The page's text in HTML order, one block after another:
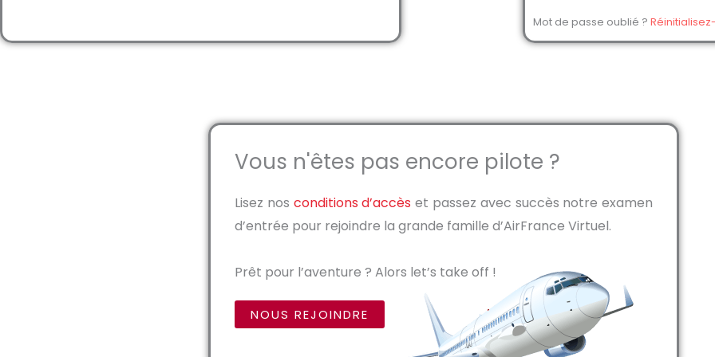
Mot de passe oublié ?
Vous n'êtes pas encore pilote ?
Lisez nos conditions d’accès et passez avec succès notre examen
d’entrée pour rejoindre la grande famille d’AirFrance Virtuel.
Prêt pour l’aventure ? Alors let’s take off !
NOUS REJOINDRE